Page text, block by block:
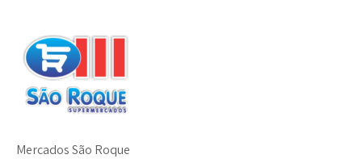
Mercados São Roque